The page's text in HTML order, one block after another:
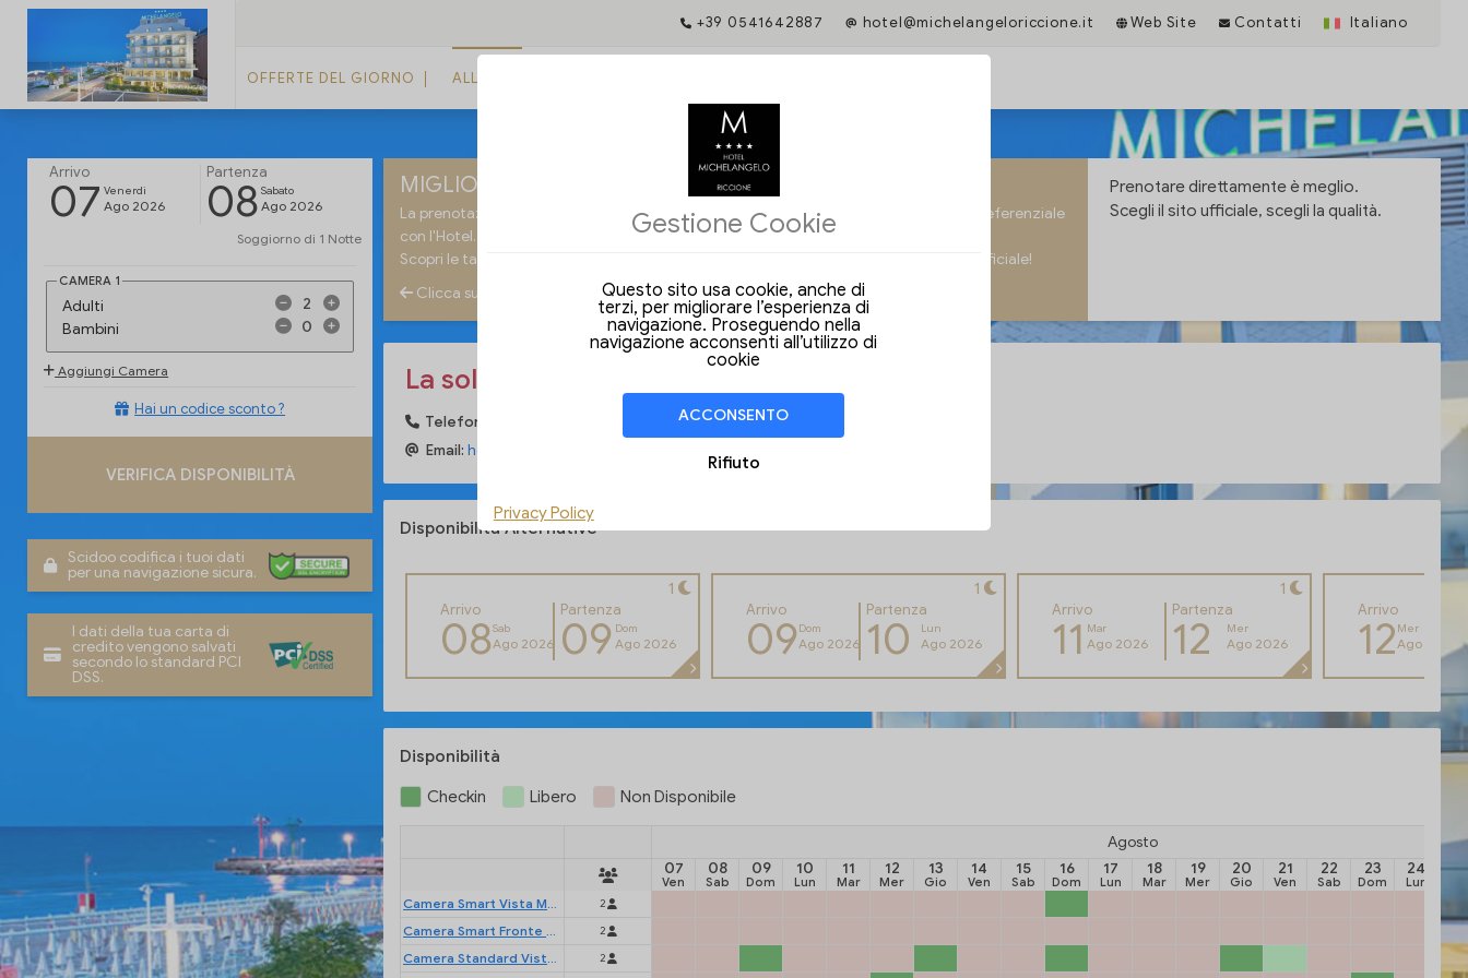
+39 0541642887 hotel@michelangeloriccione.it Web Site Contatti Italiano
OFFERTE DEL GIORNO ALLOGGI
Arrivo
07 Venerdi
Ago 2026
Partenza
08 Sabato
Ago 2026
Soggiorno di 1 Notte
CAMERA 1
Adulti
Bambini
Aggiungi Camera
Hai un codice sconto ?
VERIFICA DISPONIBILITÀ
Scidoo codifica i tuoi dati
per una navigazione sicura.
I dati della tua carta di
credito vengono salvati
secondo lo standard PCI
DSS.
MIGLIORE TARIFFA GARANTITA
La prenotazione diretta ti dà accesso a servizi esclusivi e ti garantisce un rapporto preferenziale
con l'Hotel.
Scopri le tariffe uniche e i vantaggi esclusivi nella prenotazione dal nostro sito web ufficiale!
Clicca sulle date per iniziare
Prenotare direttamente è meglio.
Scegli il sito ufficiale, scegli la qualità.
La soluzione richiesta non è disponibile
Telefono:
Email:hotel@michelangeloriccione.it
Disponibilità Alternative
1
Arrivo
08Sab
Ago 2026
Partenza
09 Dom
Ago 2026
1
Arrivo
09Dom
Ago 2026
Partenza
10 Lun
Ago 2026
1
Arrivo
11 Mar
Ago 2026
Partenza
12 Mer
Ago 2026
Arrivo
12Mer
Ago 2026
Disponibilità
Checkin Libero Non Disponibile
Agosto
07
Ven
08
Sab
09
Dom
10
Lun
11
Mar
12
Mer
13
Gio
14
Ven
15
Sab
16
Dom
17
Lun
18
Mar
19
Mer
20
Gio
21
Ven
22
Sab
23
Dom
24
Lun
25
Camera Smart Vista Mare 14mq 2
Camera Smart Fronte Mare 14mq 2
Camera Standard Vista Mare Con Balcone Laterale 19mq 2
Gestione Cookie
Questo sito usa cookie, anche di
terzi, per migliorare l’esperienza di
navigazione. Proseguendo nella
navigazione acconsenti all’utilizzo di
cookie
ACCONSENTO
Rifiuto
Privacy Policy